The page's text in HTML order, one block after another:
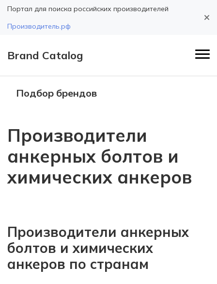
Портал для поиска российских производителей
Производитель.рф
Brand Catalog
Подбор брендов
Производители
анкерных болтов и
химических анкеров
Производители анкерных
болтов и химических
анкеров по странам